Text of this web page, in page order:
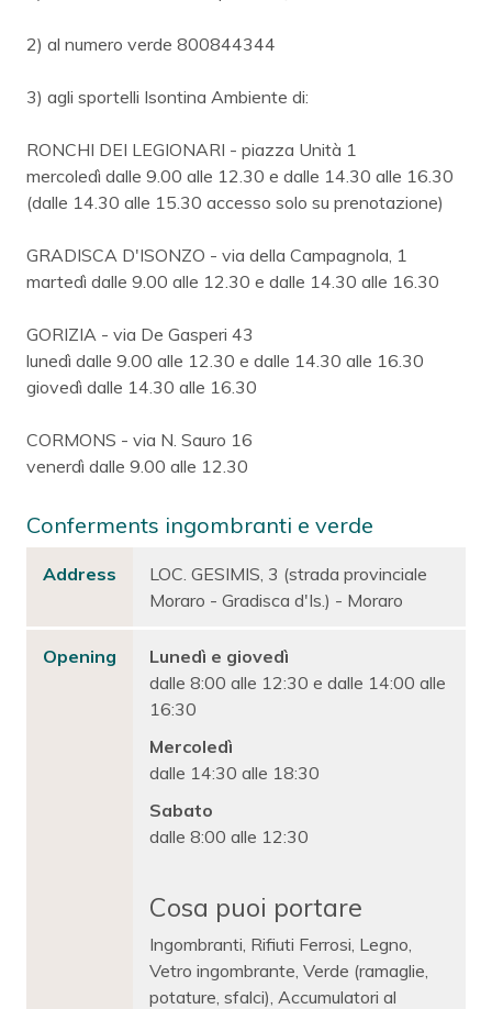
2) al numero verde 800844344
3) agli sportelli Isontina Ambiente di:
RONCHI DEI LEGIONARI - piazza Unità 1
mercoledì dalle 9.00 alle 12.30 e dalle 14.30 alle 16.30
(dalle 14.30 alle 15.30 accesso solo su prenotazione)
GRADISCA D'ISONZO - via della Campagnola, 1
martedì dalle 9.00 alle 12.30 e dalle 14.30 alle 16.30
GORIZIA - via De Gasperi 43
lunedì dalle 9.00 alle 12.30 e dalle 14.30 alle 16.30
giovedì dalle 14.30 alle 16.30
CORMONS - via N. Sauro 16
venerdì dalle 9.00 alle 12.30
Conferments ingombranti e verde
Address
LOC. GESIMIS, 3 (strada provinciale
Moraro - Gradisca d'Is.) - Moraro
Opening
Lunedì e giovedì
dalle 8:00 alle 12:30 e dalle 14:00 alle
16:30
Mercoledì
dalle 14:30 alle 18:30
Sabato
dalle 8:00 alle 12:30
Cosa puoi portare
Ingombranti, Rifiuti Ferrosi, Legno,
Vetro ingombrante, Verde (ramaglie,
potature, sfalci), Accumulatori al